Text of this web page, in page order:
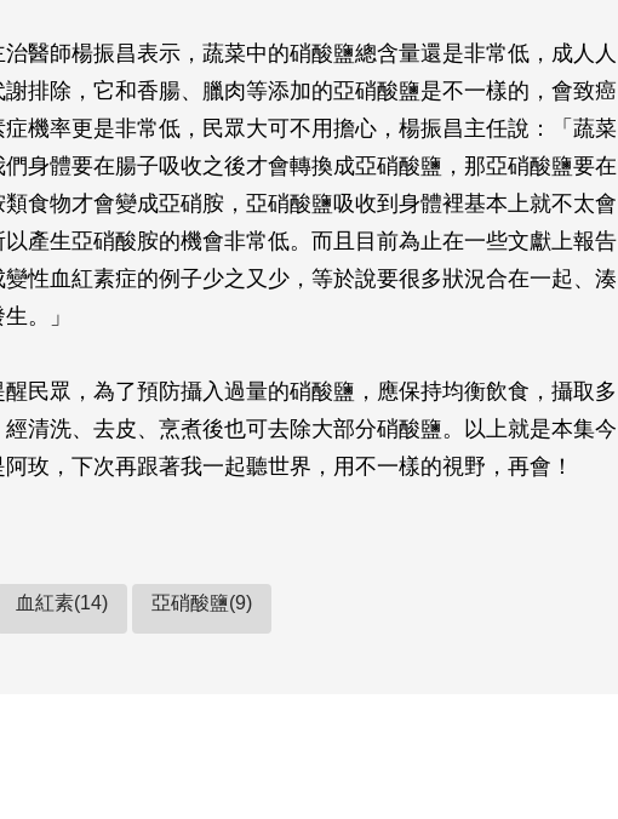
醫師楊振昌表示，蔬菜中的硝酸鹽總含量還是非常低，成人人
排除，它和香腸、臘肉等添加的亞硝酸鹽是不一樣的，會致癌
機率更是非常低，民眾大可不用擔心，楊振昌主任說：「蔬菜
身體要在腸子吸收之後才會轉換成亞硝酸鹽，那亞硝酸鹽要在
食物才會變成亞硝胺，亞硝酸鹽吸收到身體裡基本上就不太會
產生亞硝酸胺的機會非常低。而且目前為止在一些文獻上報告
變性血紅素症的例子少之又少，等於說要很多狀況合在一起、湊
。」
民眾，為了預防攝入過量的硝酸鹽，應保持均衡飲食，攝取多
清洗、去皮、烹煮後也可去除大部分硝酸鹽。以上就是本集今
玫，下次再跟著我一起聽世界，用不一樣的視野，再會！
血紅素(14) 亞硝酸鹽(9)